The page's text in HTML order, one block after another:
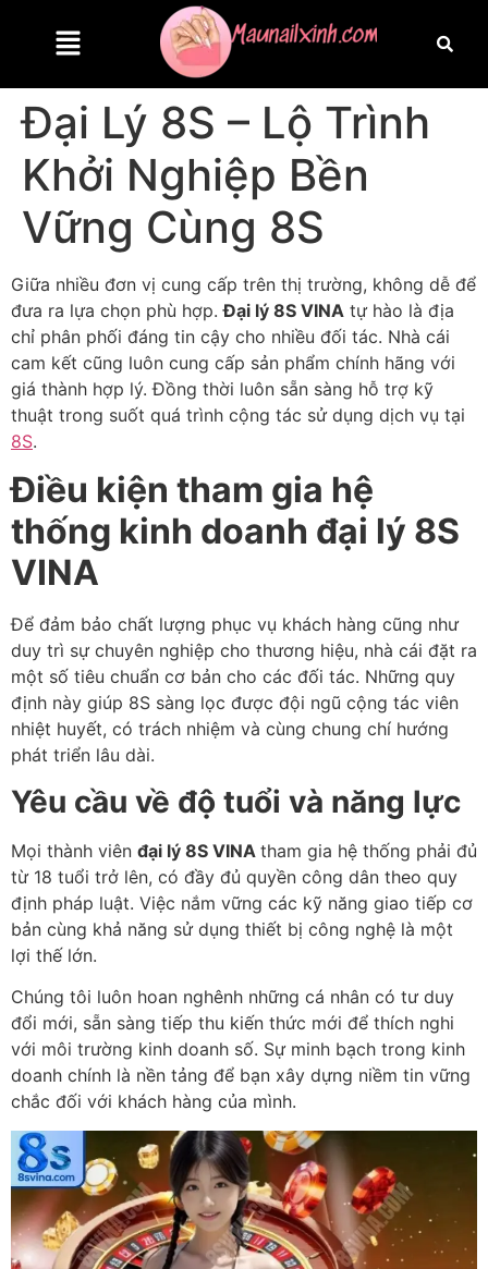
Đại Lý 8S – Lộ Trình
Khởi Nghiệp Bền
Vững Cùng 8S
Giữa nhiều đơn vị cung cấp trên thị trường, không dễ để
đưa ra lựa chọn phù hợp.Đại lý 8S VINA tự hào là địa
chỉ phân phối đáng tin cậy cho nhiều đối tác. Nhà cái
cam kết cũng luôn cung cấp sản phẩm chính hãng với
giá thành hợp lý. Đồng thời luôn sẵn sàng hỗ trợ kỹ
thuật trong suốt quá trình cộng tác sử dụng dịch vụ tại
8S.
Điều kiện tham gia hệ
thống kinh doanh đại lý 8S
VINA
Để đảm bảo chất lượng phục vụ khách hàng cũng như
duy trì sự chuyên nghiệp cho thương hiệu, nhà cái đặt ra
một số tiêu chuẩn cơ bản cho các đối tác. Những quy
định này giúp 8S sàng lọc được đội ngũ cộng tác viên
nhiệt huyết, có trách nhiệm và cùng chung chí hướng
phát triển lâu dài.
Yêu cầu về độ tuổi và năng lực
Mọi thành viên đại lý 8S VINA tham gia hệ thống phải đủ
từ 18 tuổi trở lên, có đầy đủ quyền công dân theo quy
định pháp luật. Việc nắm vững các kỹ năng giao tiếp cơ
bản cùng khả năng sử dụng thiết bị công nghệ là một
lợi thế lớn.
Chúng tôi luôn hoan nghênh những cá nhân có tư duy
đổi mới, sẵn sàng tiếp thu kiến thức mới để thích nghi
với môi trường kinh doanh số. Sự minh bạch trong kinh
doanh chính là nền tảng để bạn xây dựng niềm tin vững
chắc đối với khách hàng của mình.